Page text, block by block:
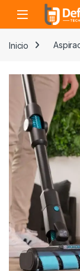
Skip to navigation
Skip to content
Open
Inicio